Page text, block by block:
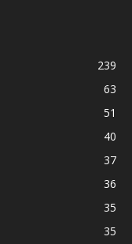
239
63
51
40
37
36
35
35